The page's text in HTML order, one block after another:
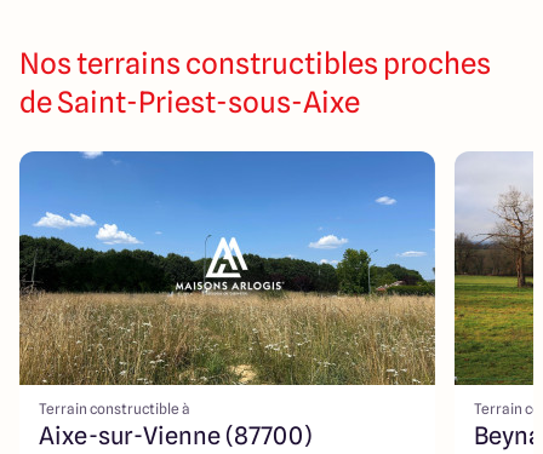
Nos terrains constructibles proches
de Saint-Priest-sous-Aixe
Terrain constructible à
Aixe-sur-Vienne (87700)
Terrain